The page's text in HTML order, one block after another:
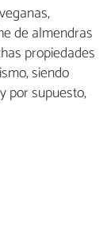
de almendras
propiedades
siendo
por supuesto,